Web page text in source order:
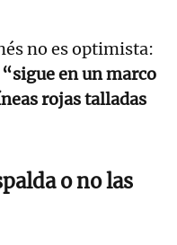
no es optimista:
“sigue en un marco
rojas talladas
o no las